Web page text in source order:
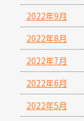
2022年9月
2022年8月
2022年7月
2022年6月
2022年5月